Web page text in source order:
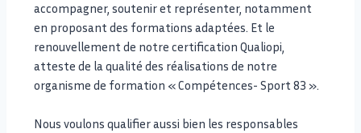
accompagner, soutenir et représenter, notamment
en proposant des formations adaptées. Et le
renouvellement de notre certification Qualiopi,
atteste de la qualité des réalisations de notre
organisme de formation « Compétences- Sport 83 ».
Nous voulons qualifier aussi bien les responsables